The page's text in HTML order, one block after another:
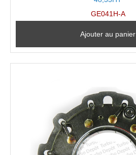
GE041H-A
Ajouter au panier